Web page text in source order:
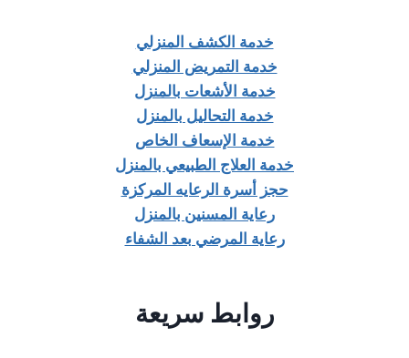
خدمة الكشف المنزلي
خدمة التمريض المنزلي
خدمة الأشعات بالمنزل
خدمة التحاليل بالمنزل
خدمة الإسعاف الخاص
خدمة العلاج الطبيعي بالمنزل
حجز أسرة الرعايه المركزة
رعاية المسنين بالمنزل
رعاية المرضي بعد الشفاء
روابط سريعة